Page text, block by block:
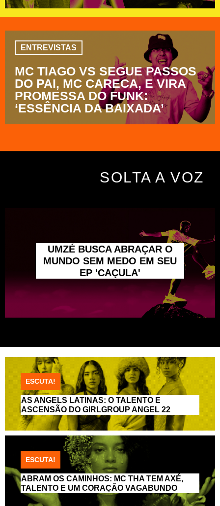
ENTREVISTAS
MC TIAGO VS SEGUE PASSOS
DO PAI, MC CARECA, E VIRA
PROMESSA DO FUNK:
‘ESSÊNCIA DA BAIXADA’
SOLTA A VOZ
UMZÉ BUSCA ABRAÇAR O
MUNDO SEM MEDO EM SEU
EP 'CAÇULA'
ESCUTA!
AS ANGELS LATINAS: O TALENTO E
ASCENSÃO DO GIRLGROUP ANGEL 22
ESCUTA!
ABRAM OS CAMINHOS: MC THA TEM AXÉ,
TALENTO E UM CORAÇÃO VAGABUNDO